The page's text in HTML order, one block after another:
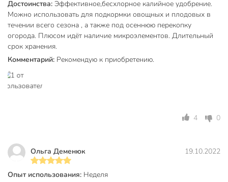
Вес в упаковке
1.01 кг
Габариты упаковки
5 x 16 x 21 см
Достоинства: Эффективное,бесхлорное калийное удобрение.
Можно использовать для подкормки овощных и плодовых в
течении всего сезона , а также под осеннюю перекопку
огорода. Плюсом идёт наличие микроэлементов. Длительный
срок хранения.
Комментарий: Рекомендую к приобретению.
4 0
Ольга Деменюк 19.10.2022
Опыт использования: Неделя